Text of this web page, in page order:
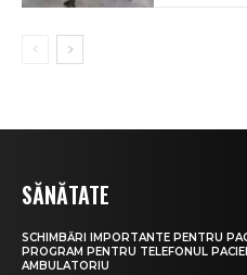
SĂNĂTATE
SCHIMBĂRI IMPORTANTE PENTRU
PROGRAM PENTRU TELEFONUL
AMBULATORIU